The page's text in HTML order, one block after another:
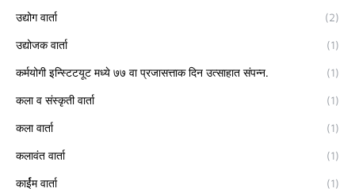
उद्योग वार्ता (2)
उद्योजक वार्ता (1)
कर्मयोगी इन्स्टिटयूट मध्ये ७७ वा प्रजासत्ताक दिन उत्साहात संपन्न. (1)
कला व संस्कृती वार्ता (1)
कला वार्ता (1)
कलावंत वार्ता (1)
कार्ईम वार्ता (1)